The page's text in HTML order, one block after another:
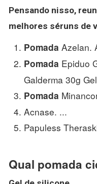
Pensando nisso,
melhores séruns de
Pomada Azelan.
Pomada Epiduo
Galderma 30g
Pomada
Acnase. ...
Papuless
Qual pomada